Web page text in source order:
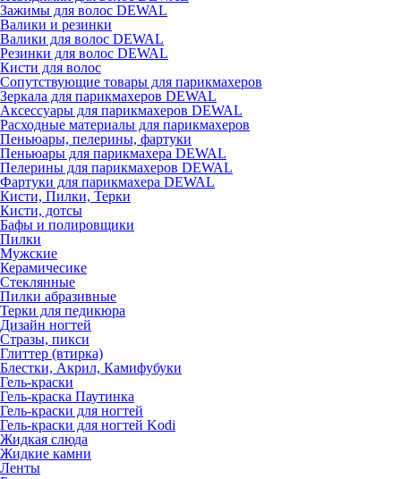
Зажимы для волос DEWAL
Валики и резинки
Валики для волос DEWAL
Резинки для волос DEWAL
Кисти для волос
Сопутствующие товары для парикмахеров
Зеркала для парикмахеров DEWAL
Аксессуары для парикмахеров DEWAL
Расходные материалы для парикмахеров
Пеньюары, пелерины, фартуки
Пеньюары для парикмахера DEWAL
Пелерины для парикмахеров DEWAL
Фартуки для парикмахера DEWAL
Кисти, Пилки, Терки
Кисти, дотсы
Бафы и полировщики
Пилки
Мужские
Керамичесике
Стеклянные
Пилки абразивные
Терки для педикюра
Дизайн ногтей
Стразы, пикси
Глиттер (втирка)
Блестки, Акрил, Камифубуки
Гель-краски
Гель-краска Паутинка
Гель-краски для ногтей
Гель-краски для ногтей Kodi
Жидкая слюда
Жидкие камни
Ленты